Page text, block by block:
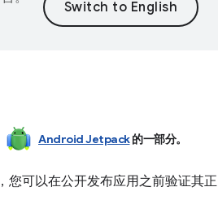
Android Jetpack的一部分。
您可以在公开发布应用之前验证其正